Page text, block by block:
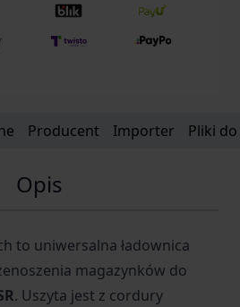
Producent Importer Pliki
Opis
to uniwersalna ładownica
magazynków do
. Uszyta jest z cordury